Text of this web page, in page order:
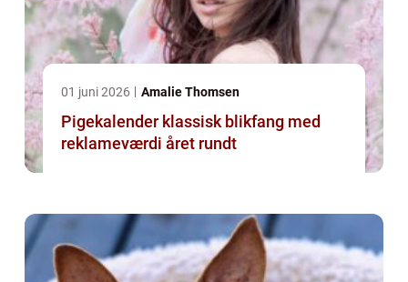
01 juni 2026 Amalie Thomsen
Pigekalender klassisk blikfang med
reklameværdi året rundt